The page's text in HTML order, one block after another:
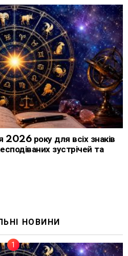
2026 року для всіх знаків
зустрічей та
НОВИНИ